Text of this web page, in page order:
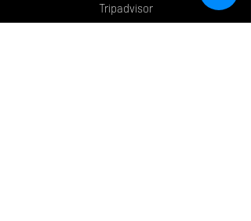
Tripadvisor